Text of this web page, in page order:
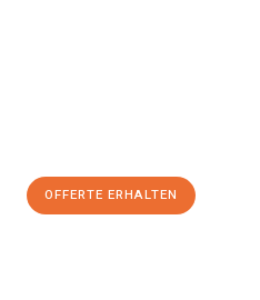
OFFERTE ERHALTEN